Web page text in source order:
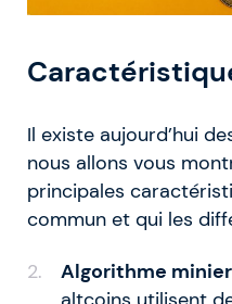
Il existe aujourd’hui
nous allons vous
principales
commun et qui les
Algorithme